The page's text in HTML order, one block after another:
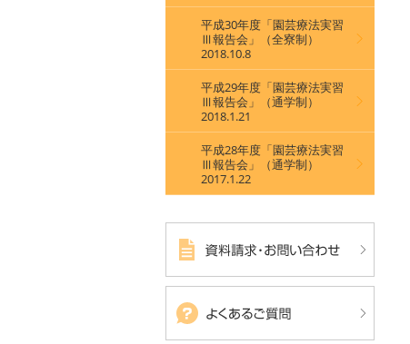
平成30年度「園芸療法実習
Ⅲ報告会」（全寮制）
2018.10.8
平成29年度「園芸療法実習
Ⅲ報告会」（通学制）
2018.1.21
平成28年度「園芸療法実習
Ⅲ報告会」（通学制）
2017.1.22